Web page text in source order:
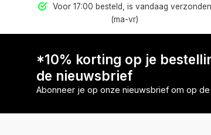
Voor 17:00 besteld, is vandaag verzonden
(ma-vr)
*10% korting op je
de nieuwsbrief
Abonneer je op onze nieuwsbrief om op